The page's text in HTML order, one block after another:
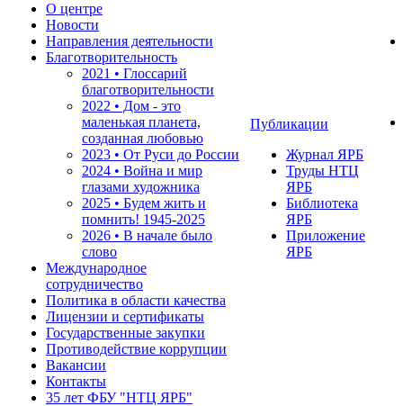
О центре
Новости
Направления деятельности
Благотворительность
2021 • Глоссарий
благотворительности
2022 • Дом - это
маленькая планета,
созданная любовью
2023 • От Руси до России
2024 • Война и мир
глазами художника
2025 • Будем жить и
помнить! 1945-2025
2026 • В начале было
слово
Международное
сотрудничество
Политика в области качества
Лицензии и сертификаты
Государственные закупки
Противодействие коррупции
Вакансии
Контакты
35 лет ФБУ "НТЦ ЯРБ"
Публикации
Журнал ЯРБ
Труды НТЦ
ЯРБ
Библиотека
ЯРБ
Приложение
ЯРБ